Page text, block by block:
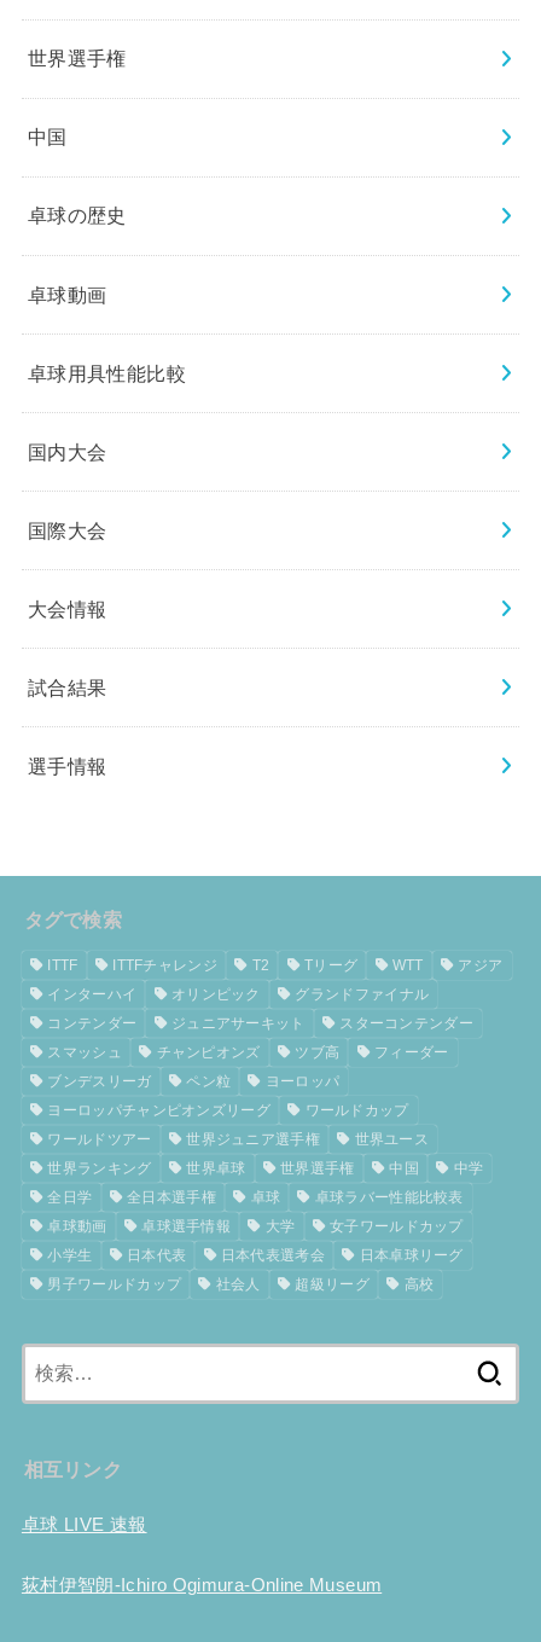
世界選手権
中国
卓球の歴史
卓球動画
卓球用具性能比較
国内大会
国際大会
大会情報
試合結果
選手情報
タグで検索
ITTF ITTFチャレンジ T2 Tリーグ WTT
アジア
インターハイ
オリンピック
グランドファイナル
コンテンダー
ジュニアサーキット
スターコンテンダー
スマッシュ
チャンピオンズ ツブ高
フィーダー
ブンデスリーガ
ペン粒
ヨーロッパ
ヨーロッパチャンピオンズリーグ
ワールドカップ
ワールドツアー
世界ジュニア選手権
世界ユース
世界ランキング
世界卓球 世界選手権 中国
中学
全日学
全日本選手権 卓球
卓球ラバー性能比較表
卓球動画
卓球選手情報 大学
女子ワールドカップ
小学生
日本代表 日本代表選考会
日本卓球リーグ
男子ワールドカップ
社会人 超級リーグ 高校
相互リンク
卓球 LIVE 速報
荻村伊智朗-Ichiro Ogimura-Online Museum